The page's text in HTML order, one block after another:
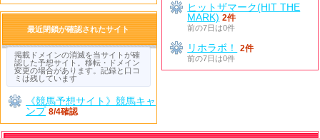
ヒットザマーク(HIT THE
MARK) 2件
前の7日は0件
リホラボ！
2件
前の7日は0件
最近閉鎖が確認されたサイト
掲載ドメインの消滅を当サイトが確
認した予想サイト。移転・ドメイン
変更の場合があります。記録と口コ
ミは残しています
《競馬予想サイト》競馬キャ
ンプ 8/4確認